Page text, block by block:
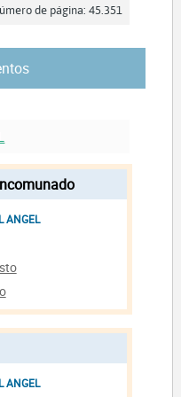
de página: 45.351
ANGEL
ANGEL